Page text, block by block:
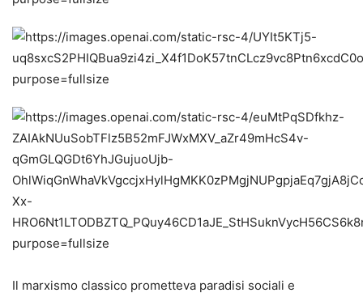
Il marxismo classico prometteva paradisi sociali e